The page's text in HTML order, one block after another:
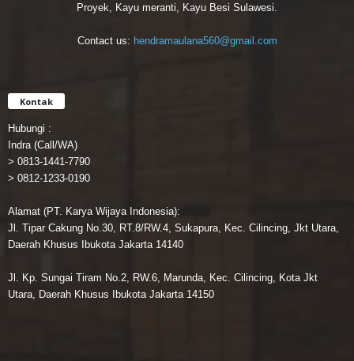
Proyek, Kayu meranti, Kayu Besi Sulawesi.
Contact us: hendramaulana560@gmail.com
Kontak
Hubungi :
Indra (Call/WA)
> 0813-1441-7790
> 0812-1233-0190
Alamat (PT. Karya Wijaya Indonesia):
Jl. Tipar Cakung No.30, RT.8/RW.4, Sukapura, Kec. Cilincing, Jkt Utara,
Daerah Khusus Ibukota Jakarta 14140
Jl. Kp. Sungai Tiram No.2, RW.6, Marunda, Kec. Cilincing, Kota Jkt
Utara, Daerah Khusus Ibukota Jakarta 14150